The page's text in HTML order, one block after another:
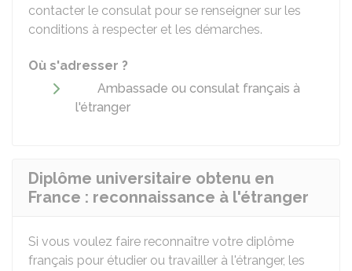
contacter le consulat pour se renseigner sur les
conditions à respecter et les démarches.
Où s'adresser ?
Ambassade ou consulat français à
l'étranger
Diplôme universitaire obtenu en
France : reconnaissance à l'étranger
Si vous voulez faire reconnaître votre diplôme
français pour étudier ou travailler à l'étranger, les